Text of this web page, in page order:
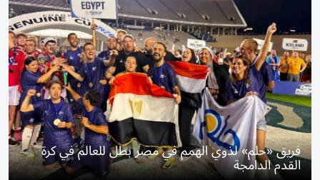
فريق «حلم» لذوي الهمم في مصر بطل للعالم في كرة
القدم الدامجة